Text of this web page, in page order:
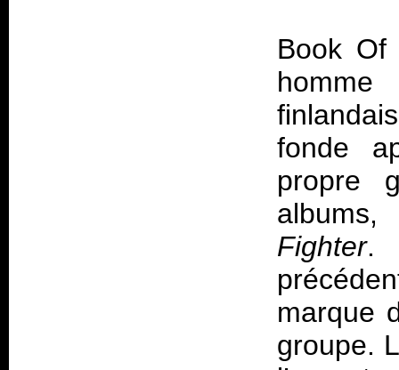
Book Of
homme
fonde
propre
Fighter.
marque
groupe.